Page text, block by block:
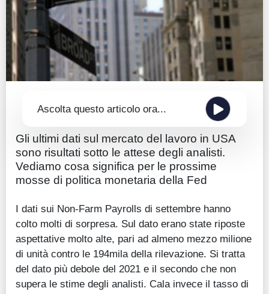
Conto IG
Guru Monitor
Stagionalità
Ascolta questo articolo ora...
Gli ultimi dati sul mercato del lavoro in USA
sono risultati sotto le attese degli analisti.
Vediamo cosa significa per le prossime
mosse di politica monetaria della Fed
I dati sui Non-Farm Payrolls di settembre hanno
colto molti di sorpresa. Sul dato erano state riposte
aspettative molto alte, pari ad almeno mezzo milione
di unità contro le 194mila della rilevazione. Si tratta
del dato più debole del 2021 e il secondo che non
supera le stime degli analisti. Cala invece il tasso di